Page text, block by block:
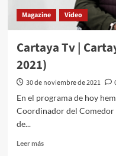
Magazine Video
Cartaya Tv |
2021)
30 de noviembre de 2021
En el programa de hoy
Coordinador del Comedor
de...
Leer más